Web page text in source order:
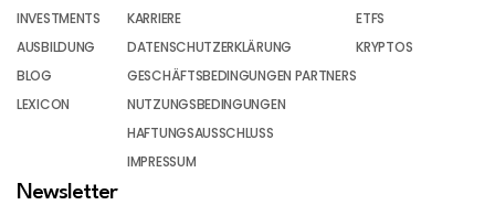
INVESTMENTS
AUSBILDUNG
BLOG
LEXICON
KARRIERE
DATENSCHUTZERKLÄRUNG
GESCHÄFTSBEDINGUNGEN PARTNERS
NUTZUNGSBEDINGUNGEN
HAFTUNGSAUSSCHLUSS
IMPRESSUM
ETFS
KRYPTOS
Newsletter